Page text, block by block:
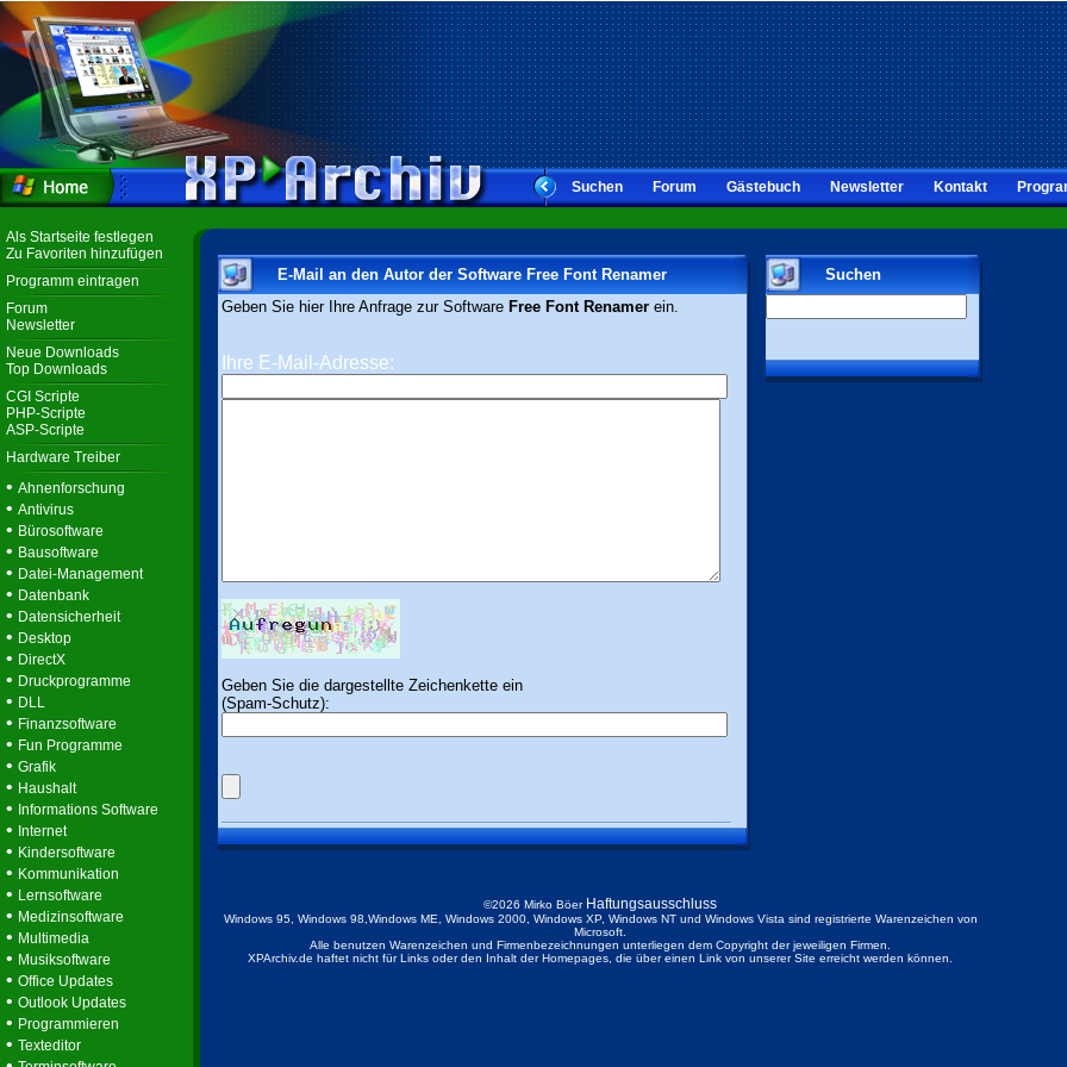
Suchen Forum Gästebuch Newsletter Kontakt
Als Startseite festlegen
Zu Favoriten hinzufügen
Programm eintragen
Forum
Newsletter
Neue Downloads
Top Downloads
CGI Scripte
PHP-Scripte
ASP-Scripte
Hardware Treiber
• Ahnenforschung
• Antivirus
• Bürosoftware
• Bausoftware
• Datei-Management
• Datenbank
• Datensicherheit
• Desktop
• DirectX
• Druckprogramme
• DLL
• Finanzsoftware
• Fun Programme
• Grafik
• Haushalt
• Informations Software
• Internet
• Kindersoftware
• Kommunikation
• Lernsoftware
• Medizinsoftware
• Multimedia
• Musiksoftware
• Office Updates
• Outlook Updates
• Programmieren
• Texteditor
E-Mail an den Autor der Software Free Font Renamer
Geben Sie hier Ihre Anfrage zur Software Free Font Renamer ein.
Ihre E-Mail-Adresse:
Geben Sie die dargestellte Zeichenkette ein
(Spam-Schutz):
Suchen
©2026 Mirko Böer Haftungsausschluss
Windows 95, Windows 98,Windows ME, Windows 2000, Windows XP, Windows NT und Windows Vista sind registrierte Warenzeichen von
Microsoft.
Alle benutzen Warenzeichen und Firmenbezeichnungen unterliegen dem Copyright der jeweiligen Firmen.
XPArchiv.de haftet nicht für Links oder den Inhalt der Homepages, die über einen Link von unserer Site erreicht werden können.